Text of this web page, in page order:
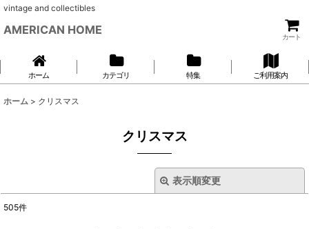
vintage and collectibles
AMERICAN HOME
カート
ホーム カテゴリ 特集 ご利用案内
ホーム > クリスマス
クリスマス
表示順変更
505件